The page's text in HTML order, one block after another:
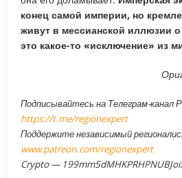
конец самой империи, но
живут в мессианской иллюзии
это какое-то «исключение» из
Подписывайтесь на Телеграм-канал
https://t.me/regionexpert
Поддержите независимый
www.patreon.com/regionexpert
Crypto —